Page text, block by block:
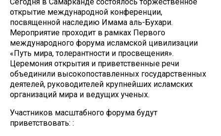
открытие международной конференции,
посвященной наследию Имама аль-Бухари.
Мероприятие проходит в рамках Первого
международного форума исламской цивилизации
«Путь мира, толерантности и просвещения».
Церемония открытия и приветственные речи
объединили высокопоставленных государственных
деятелей, руководителей крупнейших исламских
организаций мира и ведущих ученых.
Участников масштабного форума будут
приветствовать: :